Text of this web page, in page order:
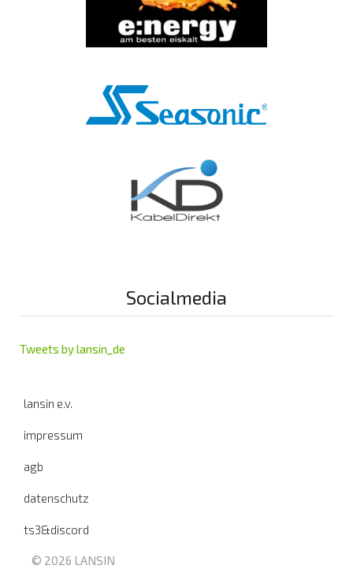
Socialmedia
Tweets by lansin_de
lansin e.v.
impressum
agb
datenschutz
ts3&discord
© 2026 LANSIN